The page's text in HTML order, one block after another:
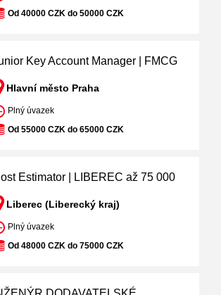
Od 40000 CZK do 50000 CZK
Key Account Manager | FMCG
Hlavní město Praha
Plný úvazek
Od 55000 CZK do 65000 CZK
Estimator | LIBEREC až 75 000
Liberec (Liberecký kraj)
Plný úvazek
Od 48000 CZK do 75000 CZK